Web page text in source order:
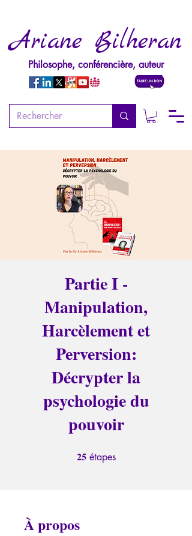
Ariane Bilheran
Philosophe, conférencière, auteur
Partie I -
Manipulation,
Harcèlement et
Perversion:
Décrypter la
psychologie du
pouvoir
25 étapes
À propos